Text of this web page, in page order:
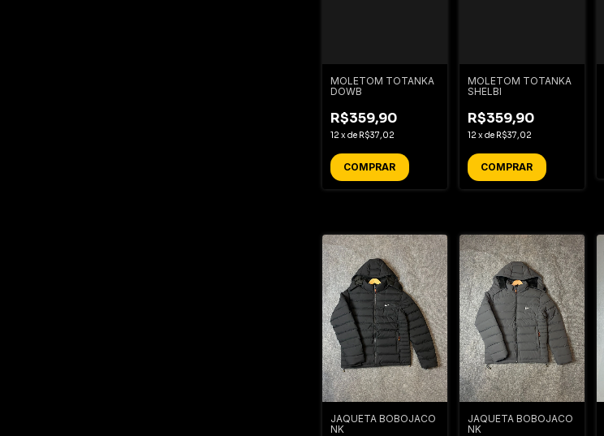
MOLETOM TOTANKA
DOWB
R$359,90
12 xde R$37,02
COMPRAR
MOLETOM TOTANKA
SHELBI
R$359,90
12 xde R$37,02
COMPRAR
JAQUETA BOBOJACO
NK
JAQUETA BOBOJACO
NK